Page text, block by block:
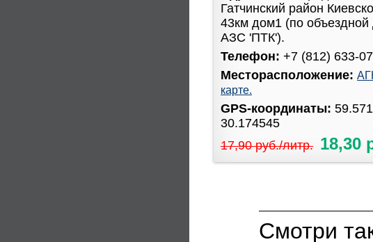
Гатчинский район
43км дом1 (по объездной
АЗС 'ПТК').
Телефон: +7 (812) 633-
Месторасположение:
карте.
GPS-координаты:
30.174545
17,90 руб./литр. 18,30
Смотри